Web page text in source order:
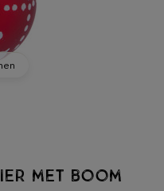
met boom